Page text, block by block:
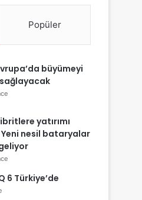
Popüler
büyümeyi
sağlayacak
yatırımı
Yeni nesil bataryalar
6 Türkiye’de